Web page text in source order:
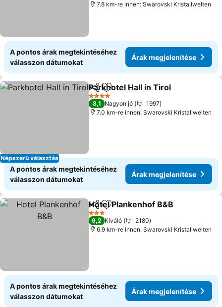
7.8 km-re innen: Swarovski Kristallwelten
A pontos árak megtekintéséhez
válasszon dátumokat
Árak megjelenítése
Népszerű választás
Megosztás
Hozzáadás a kedvencekhez
Parkhotel Hall in Tirol
4 Kategória
8,1 Nagyon jó
1997
7.0 km-re innen: Swarovski Kristallwelten
A pontos árak megtekintéséhez
válasszon dátumokat
Árak megjelenítése
Megosztás
Hozzáadás a kedvencekhez
Hotel Plankenhof B&B
3 Kategória
9,2 Kiváló
2180
6.9 km-re innen: Swarovski Kristallwelten
A pontos árak megtekintéséhez
válasszon dátumokat
Árak megjelenítése